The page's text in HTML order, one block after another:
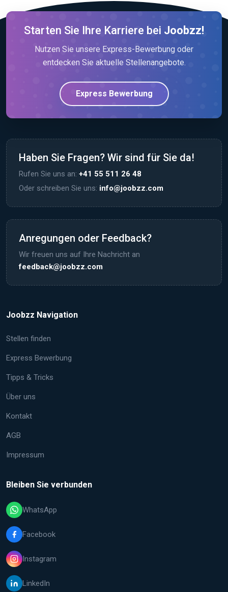
Starten Sie Ihre Karriere bei Joobzz!
Nutzen Sie unsere Express-Bewerbung oder
entdecken Sie aktuelle Stellenangebote.
Express Bewerbung
Haben Sie Fragen? Wir sind für Sie da!
Rufen Sie uns an: +41 55 511 26 48
Oder schreiben Sie uns: info@joobzz.com
Anregungen oder Feedback?
Wir freuen uns auf Ihre Nachricht an
feedback@joobzz.com
Joobzz Navigation
Stellen finden
Express Bewerbung
Tipps & Tricks
Über uns
Kontakt
AGB
Impressum
Bleiben Sie verbunden
WhatsApp
Facebook
Instagram
LinkedIn